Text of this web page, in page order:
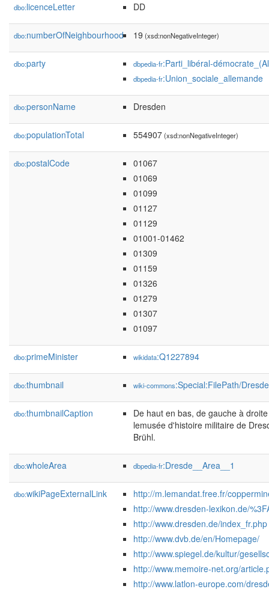
dbo:licenceLetter DD
dbo:numberOfNeighbourhood 19 (xsd:nonNegativeInteger)
dbo:party dbpedia-fr:Parti_libéral-
dbpedia-fr:Union_sociale_allemande
dbo:personName Dresden
dbo:populationTotal 554907(xsd:nonNegativeInteger)
dbo:postalCode
01067
01069
01099
01127
01129
01001-01462
01309
01159
01326
01279
01307
01097
dbo:primeMinister wikidata:Q1227894
dbo:thumbnail wiki-commons:Special:FilePath/
dbo:thumbnailCaption
De haut en bas, de gauche à
lemusée d'histoire militaire de
Brühl.
dbo:wholeArea dbpedia-fr:Dresde__Area__1
dbo:wikiPageExternalLink
http://m.lemandat.free.fr/
http://www.dresden-lexikon.de/
http://www.dresden.de/index_fr.php
http://www.dvb.de/en/Homepage/
http://www.spiegel.de/kultur/
http://www.memoire-net.org/
http://www.latlon-europe.com/